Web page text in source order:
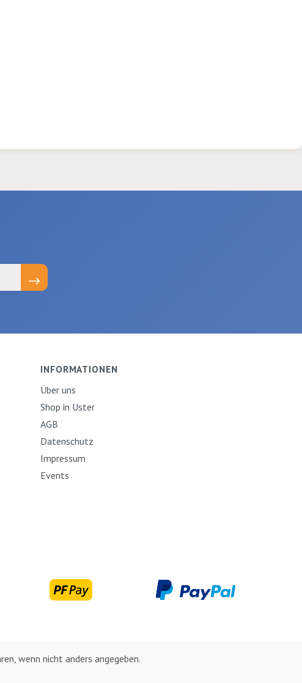
INFORMATIONEN
Über uns
Shop in Uster
AGB
Datenschutz
Impressum
Events
wenn nicht anders angegeben.